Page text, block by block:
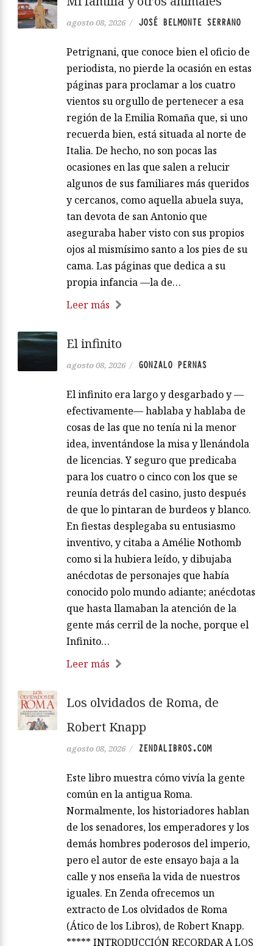
agosto 08, 2026 / JOSÉ BELMONTE SERRANO
Petrignani, que conoce bien el oficio de
periodista, no pierde la ocasión en estas
páginas para proclamar a los cuatro
vientos su orgullo de pertenecer a esa
región de la Emilia Romaña que, si uno
recuerda bien, está situada al norte de
Italia. De hecho, no son pocas las
ocasiones en las que salen a relucir
algunos de sus familiares más queridos
y cercanos, como aquella abuela suya,
tan devota de san Antonio que
aseguraba haber visto con sus propios
ojos al mismísimo santo a los pies de su
cama. Las páginas que dedica a su
propia infancia —la de…
Leer más
El infinito
agosto 08, 2026 / GONZALO PERNAS
El infinito era largo y desgarbado y —
efectivamente— hablaba y hablaba de
cosas de las que no tenía ni la menor
idea, inventándose la misa y llenándola
de licencias. Y seguro que predicaba
para los cuatro o cinco con los que se
reunía detrás del casino, justo después
de que lo pintaran de burdeos y blanco.
En fiestas desplegaba su entusiasmo
inventivo, y citaba a Amélie Nothomb
como si la hubiera leído, y dibujaba
anécdotas de personajes que había
conocido polo mundo adiante; anécdotas
que hasta llamaban la atención de la
gente más cerril de la noche, porque el
Infinito…
Leer más
Los olvidados de Roma, de
Robert Knapp
agosto 08, 2026 / ZENDALIBROS.COM
Este libro muestra cómo vivía la gente
común en la antigua Roma.
Normalmente, los historiadores hablan
de los senadores, los emperadores y los
demás hombres poderosos del imperio,
pero el autor de este ensayo baja a la
calle y nos enseña la vida de nuestros
iguales. En Zenda ofrecemos un
extracto de Los olvidados de Roma
(Ático de los Libros), de Robert Knapp.
***** INTRODUCCIÓN RECORDAR A LOS